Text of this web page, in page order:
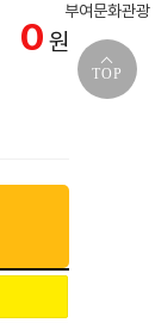
부여문화관광
TOP
0 원